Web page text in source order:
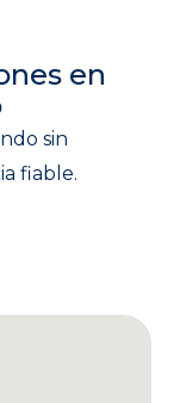
en
sin
fiable.